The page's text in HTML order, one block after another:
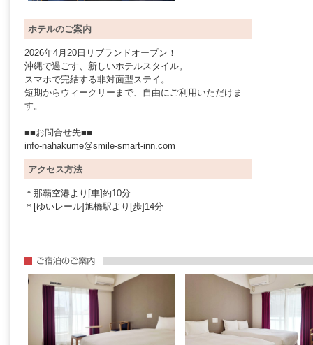
ホテルのご案内
2026年4月20日リブランドオープン！
沖縄で過ごす、新しいホテルスタイル。
スマホで完結する非対面型ステイ。
短期からウィークリーまで、自由にご利用いただけま
す。
■■お問合せ先■■
info-nahakume@smile-smart-inn.com
アクセス方法
＊那覇空港より[車]約10分
＊[ゆいレール]旭橋駅より[歩]14分